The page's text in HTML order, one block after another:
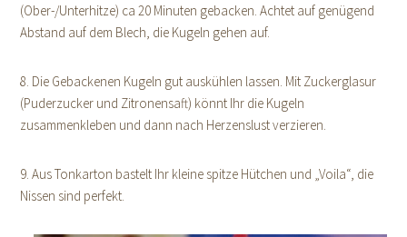
(Ober-/Unterhitze) ca 20 Minuten gebacken. Achtet auf genügend
Abstand auf dem Blech, die Kugeln gehen auf.
8. Die Gebackenen Kugeln gut auskühlen lassen. Mit Zuckerglasur
(Puderzucker und Zitronensaft) könnt Ihr die Kugeln
zusammenkleben und dann nach Herzenslust verzieren.
9. Aus Tonkarton bastelt Ihr kleine spitze Hütchen und „Voila“, die
Nissen sind perfekt.